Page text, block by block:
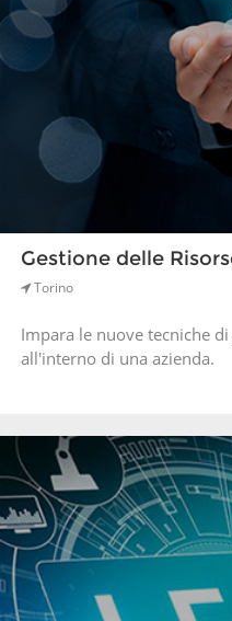
Gestione delle
Torino
Impara le nuove tecniche
all'interno di una azienda.